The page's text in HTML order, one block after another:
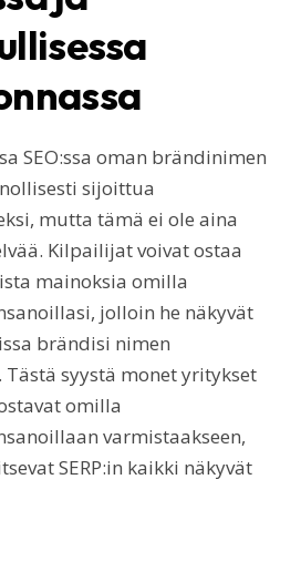
SEO:ssa oman brändinimen
sijoittua
mutta tämä ei ole aina
Kilpailijat voivat ostaa
mainoksia omilla
jolloin he näkyvät
brändisi nimen
Tästä syystä monet yritykset
omilla
varmistaakseen,
SERP:in kaikki näkyvät